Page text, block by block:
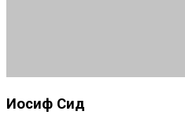
Иосиф Сид